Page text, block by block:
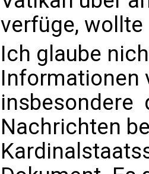
verfüge,
Ich glaube
Informationen
insbesondere
Nachrichten